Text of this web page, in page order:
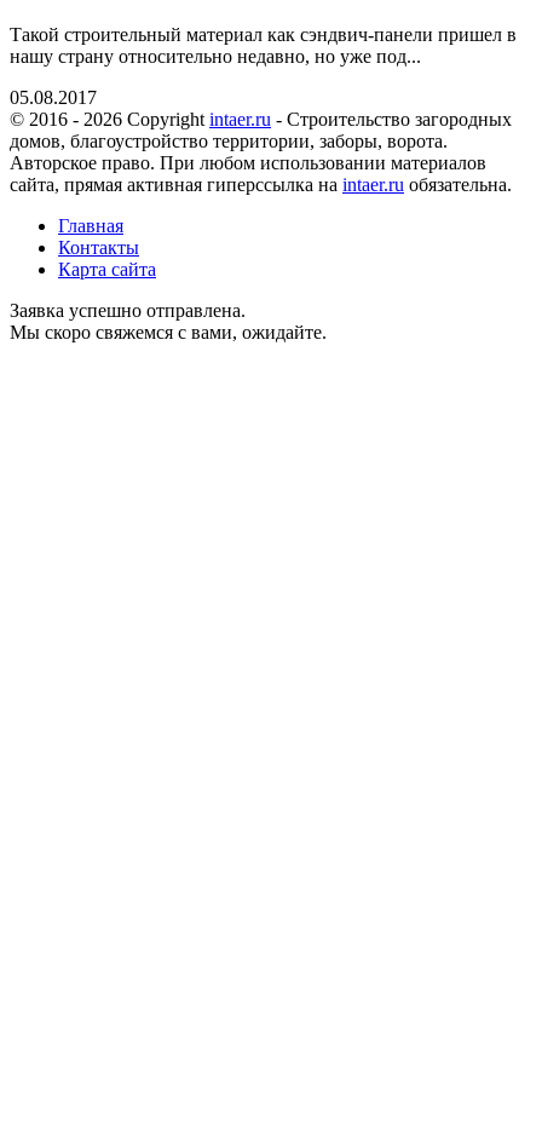
Такой строительный материал как сэндвич-панели пришел в
нашу страну относительно недавно, но уже под...
05.08.2017
© 2016 - 2026 Copyright intaer.ru - Cтроительство загородных
домов, благоустройство территории, заборы, ворота.
Авторское право. При любом использовании материалов
сайта, прямая активная гиперссылка на intaer.ru обязательна.
Главная
Контакты
Карта сайта
Заявка успешно отправлена.
Мы скоро свяжемся с вами, ожидайте.